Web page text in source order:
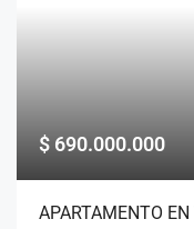
$ 690.000.000